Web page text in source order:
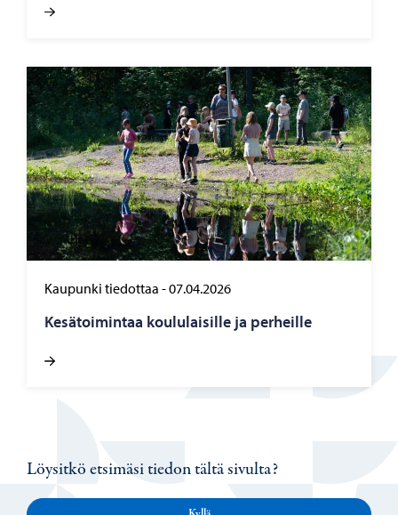
Kaupunki tiedottaa -07.04.2026
Ke­sä­toi­min­taa kou­lu­lai­sil­le ja per­heil­le
Löysitkö etsimäsi tiedon tältä sivulta?